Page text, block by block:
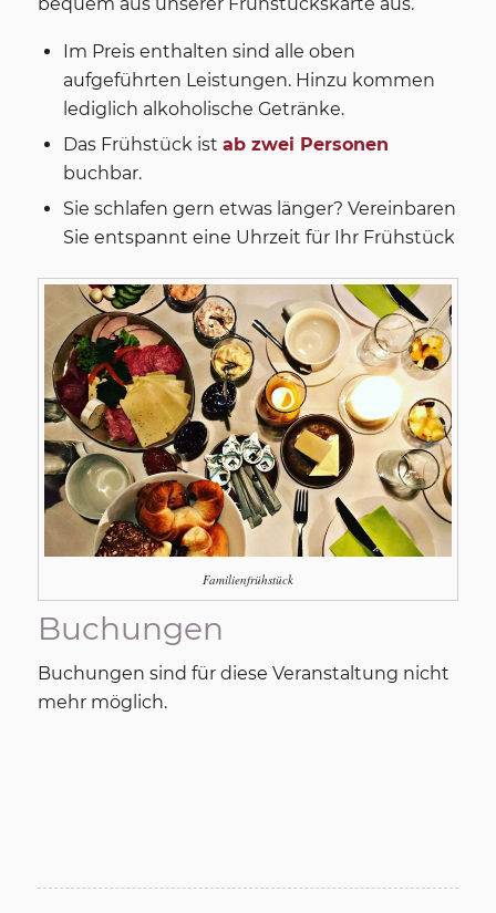
Im Preis enthalten sind alle oben
aufgeführten Leistungen. Hinzu kommen
lediglich alkoholische Getränke.
Das Frühstück ist ab zwei Personen
buchbar.
Sie schlafen gern etwas länger? Vereinbaren
Sie entspannt eine Uhrzeit für Ihr Frühstück
Familienfrühstück
Buchungen
Buchungen sind für diese Veranstaltung nicht
mehr möglich.